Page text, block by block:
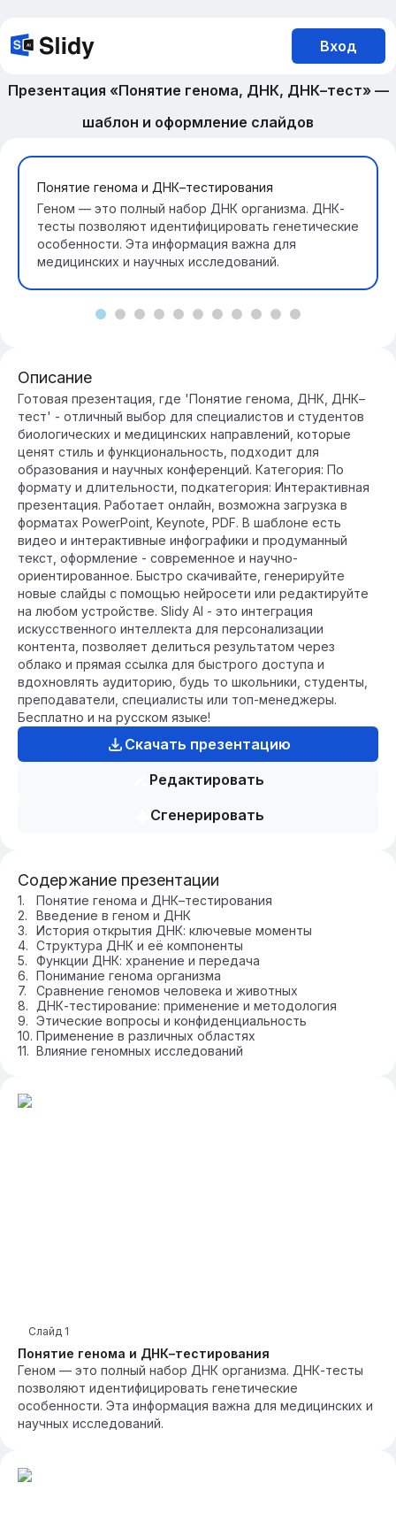
Вход
Презентация «Понятие генома, ДНК, ДНК–тест» —
шаблон и оформление слайдов
Понятие генома и ДНК–тестирования
Геном — это полный набор ДНК организма. ДНК-
тесты позволяют идентифицировать генетические
особенности. Эта информация важна для
медицинских и научных исследований.
Описание
Готовая презентация, где 'Понятие генома, ДНК, ДНК–
тест' - отличный выбор для специалистов и студентов
биологических и медицинских направлений, которые
ценят стиль и функциональность, подходит для
образования и научных конференций. Категория: По
формату и длительности, подкатегория: Интерактивная
презентация. Работает онлайн, возможна загрузка в
форматах PowerPoint, Keynote, PDF. В шаблоне есть
видео и интерактивные инфографики и продуманный
текст, оформление - современное и научно-
ориентированное. Быстро скачивайте, генерируйте
новые слайды с помощью нейросети или редактируйте
на любом устройстве. Slidy AI - это интеграция
искусственного интеллекта для персонализации
контента, позволяет делиться результатом через
облако и прямая ссылка для быстрого доступа и
вдохновлять аудиторию, будь то школьники, студенты,
преподаватели, специалисты или топ-менеджеры.
Бесплатно и на русском языке!
Скачать презентацию
Редактировать
Сгенерировать
Содержание презентации
Понятие генома и ДНК–тестирования
Введение в геном и ДНК
История открытия ДНК: ключевые моменты
Структура ДНК и её компоненты
Функции ДНК: хранение и передача
Понимание генома организма
Сравнение геномов человека и животных
ДНК-тестирование: применение и методология
Этические вопросы и конфиденциальность
Применение в различных областях
Влияние геномных исследований
Понятие генома и ДНК–тестирования
Слайд 1
Геном — это полный набор ДНК организма. ДНК-тесты
позволяют идентифицировать генетические
особенности. Эта информация важна для медицинских и
научных исследований.